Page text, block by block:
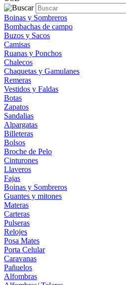
Boinas y Sombreros
Bombachas de campo
Buzos y Sacos
Camisas
Ruanas y Ponchos
Chalecos
Chaquetas y Gamulanes
Remeras
Vestidos y Faldas
Botas
Zapatos
Sandalias
Alpargatas
Billeteras
Bolsos
Broche de Pelo
Cinturones
Llaveros
Fajas
Boinas y Sombreros
Guantes y mitones
Materas
Carteras
Pulseras
Relojes
Posa Mates
Porta Celular
Caravanas
Pañuelos
Alfombras